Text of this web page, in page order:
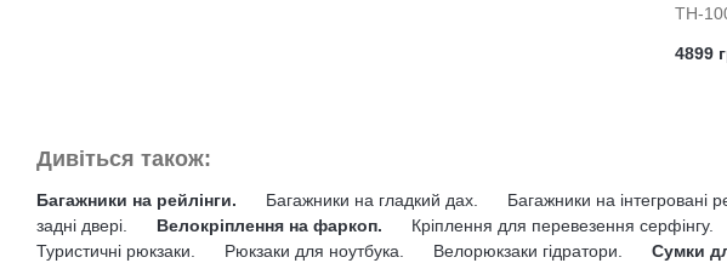
TH-
4899
Дивіться також:
Багажники на рейлінги. Багажники на гладкий дах. Багажники на інтегровані
задні двері.
Велокріплення на фаркоп. Кріплення для перевезення серфінгу.
Туристичні рюкзаки.
Рюкзаки для ноутбука. Велорюкзаки гідратори. Сумки